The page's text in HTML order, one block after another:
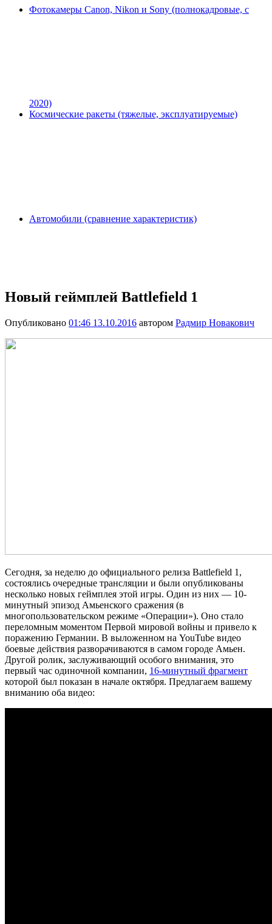
Фотокамеры Canon, Nikon и Sony (полнокадровые, с
2020)
Космические ракеты (тяжелые, эксплуатируемые)
Автомобили (сравнение характеристик)
Новый геймплей Battlefield 1
Опубликовано 01:46 13.10.2016 автором Радмир Новакович
Сегодня, за неделю до официального релиза Battlefield 1,
состоялись очередные трансляции и были опубликованы
несколько новых геймплея этой игры. Один из них — 10-
минутный эпизод Амьенского сражения (в
многопользовательском режиме «Операции»). Оно стало
переломным моментом Первой мировой войны и привело к
поражению Германии. В выложенном на YouTube видео
боевые действия разворачиваются в самом городе Амьен.
Другой ролик, заслуживающий особого внимания, это
первый час одиночной компании, 16-минутный фрагмент
которой был показан в начале октября. Предлагаем вашему
вниманию оба видео: